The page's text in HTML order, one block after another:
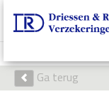
Ga terug